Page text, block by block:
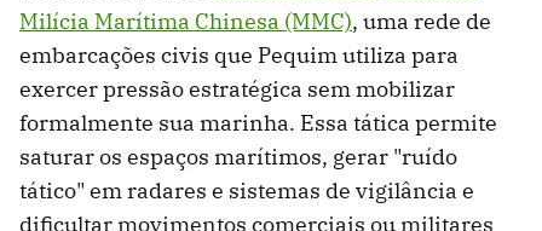
Milícia Marítima Chinesa (MMC), uma rede de
embarcações civis que Pequim utiliza para
exercer pressão estratégica sem mobilizar
formalmente sua marinha. Essa tática permite
saturar os espaços marítimos, gerar "ruído
tático" em radares e sistemas de vigilância e
dificultar movimentos comerciais ou militares